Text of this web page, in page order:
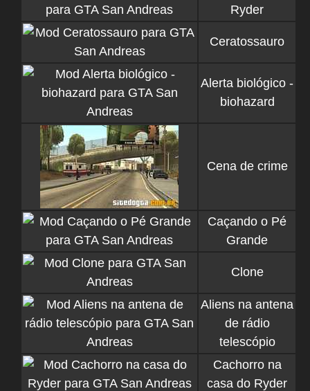
Ryder
Ceratossauro
Alerta biológico -
biohazard
Cena de crime
Caçando o Pé
Grande
Clone
Aliens na antena
de rádio
telescópio
Cachorro na
casa do Ryder